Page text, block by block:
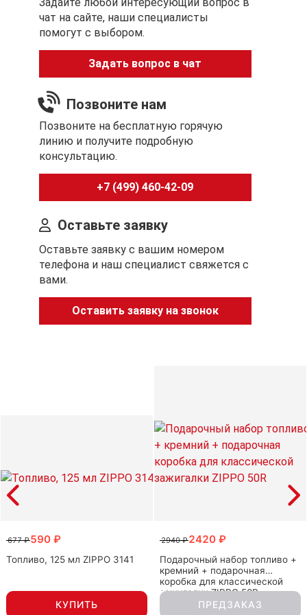
чат на сайте, наши специалисты
помогут с выбором.
Задать вопрос в чат
Позвоните нам
Позвоните на бесплатную горячую
линию и получите подробную
консультацию.
+7 (499) 460-42-09
Оставьте заявку
Оставьте заявку с вашим номером
телефона и наш специалист свяжется с
вами.
Оставить заявку на звонок
677 ₽590 ₽
Топливо, 125 мл ZIPPO 3141
КУПИТЬ
2940 ₽2420 ₽
Подарочный набор топливо +
кремний + подарочная
коробка для классической
зажигалки ZIPPO 50R
ПРЕДЗАКАЗ